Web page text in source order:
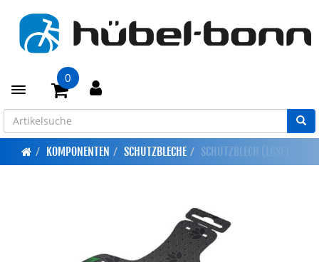
Toggle navigation
0
KOMPONENTEN SCHUTZBLECHE SCHUTZBLECH (LOSE)